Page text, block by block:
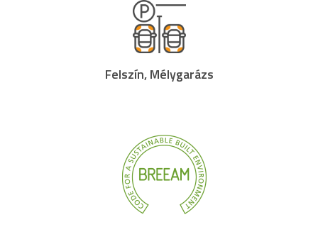
Felszín, Mélygarázs